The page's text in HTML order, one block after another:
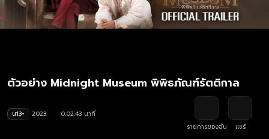
ตัวอย่าง Midnight Museum พิพิธภัณฑ์รัตติกาล
น13+ 2023
0:02:43 นาที
รายการของฉัน
แชร์